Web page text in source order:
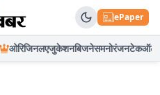
ePaper
ओरिजिनलएजुकेशनबिजनेसमनोरंजनटेकऑटो